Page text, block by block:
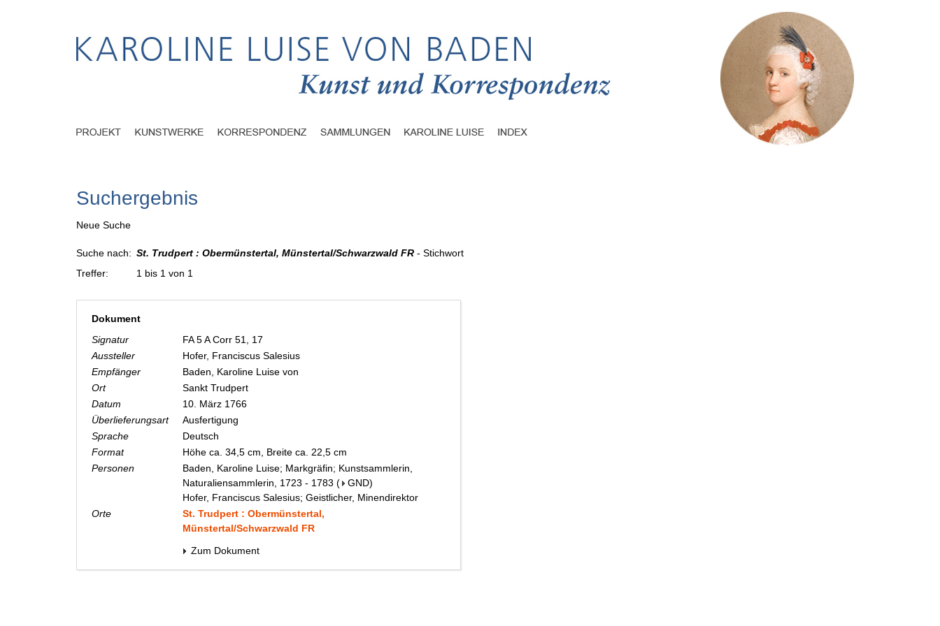
Suchergebnis
Neue Suche
Suche nach: St. Trudpert : Obermünstertal, Münstertal/Schwarzwald FR - Stichwort
Treffer:
1 bis 1 von 1
Dokument
Signatur
FA 5 A Corr 51, 17
Aussteller
Hofer, Franciscus Salesius
Empfänger
Baden, Karoline Luise von
Ort
Sankt Trudpert
Datum
10. März 1766
Überlieferungsart
Ausfertigung
Sprache
Deutsch
Format
Höhe ca. 34,5 cm, Breite ca. 22,5 cm
Personen
Baden, Karoline Luise; Markgräfin; Kunstsammlerin,
Naturaliensammlerin, 1723 - 1783 ( GND)
Hofer, Franciscus Salesius; Geistlicher, Minendirektor
Orte
St. Trudpert : Obermünstertal,
Münstertal/Schwarzwald FR
Zum Dokument